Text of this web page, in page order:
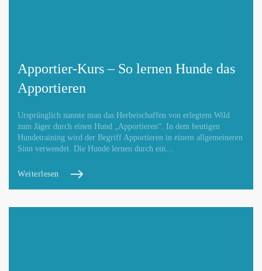
Apportier-Kurs – So lernen Hunde das
Apportieren
Ursprünglich nannte man das Herbeischaffen von erlegtem Wild
zum Jäger durch einen Hund „Apportieren“. In dem heutigen
Hundetraining wird der Begriff Apportieren in einem allgemeineren
Sinn verwendet. Die Hunde lernen durch ein…
Weiterlesen